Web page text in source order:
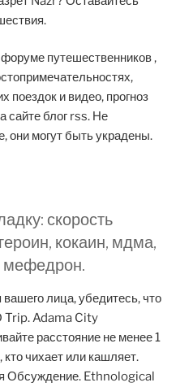
путешественников ,
поездок и видео, прогноз
сайте блог rss. Не
они могут быть украдены.
скорость
кокаин, мдма,
лица, убедитесь, что
Trip. Adama City
расстояние не менее 1
чихает или кашляет.
Обсуждение. Ethnological